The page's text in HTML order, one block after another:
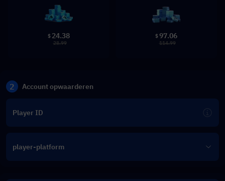
$ 24.38
28.99
$97.06
114.99
2 Account opwaarderen
Player ID
player-platform